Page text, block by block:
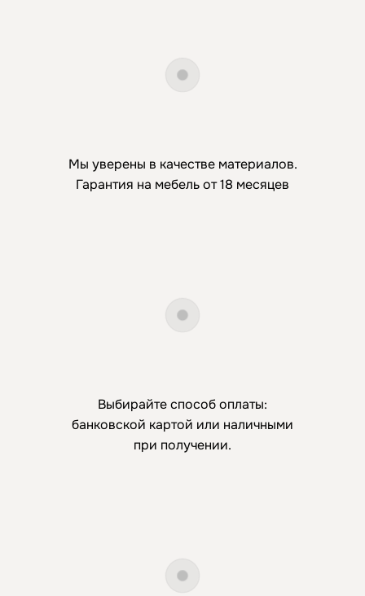
Мы уверены в качестве материалов.
Гарантия на мебель от 18 месяцев
Выбирайте способ оплаты:
банковской картой или наличными
при получении.